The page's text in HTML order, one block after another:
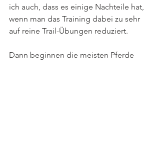
ich auch, dass es einige Nachteile hat,
wenn man das Training dabei zu sehr
auf reine Trail-Übungen reduziert.
Dann beginnen die meisten Pferde